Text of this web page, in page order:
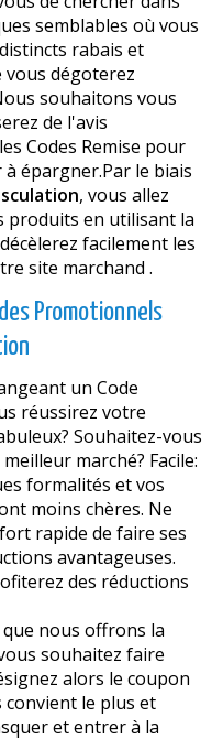
semblables où vous
rabais et
dégoterez
souhaitons vous
de l'avis
Codes Remise pour
épargner.Par le biais
, vous allez
produits en utilisant la
facilement les
site marchand .
Promotionnels
un Code
réussirez votre
Souhaitez-vous
marché? Facile:
formalités et vos
moins chères. Ne
rapide de faire ses
avantageuses.
des réductions
nous offrons la
souhaitez faire
alors le coupon
le plus et
et entrer à la